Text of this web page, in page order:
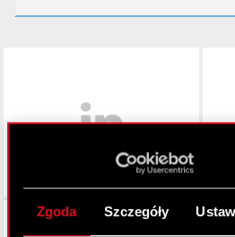
Zgoda Szczegóły